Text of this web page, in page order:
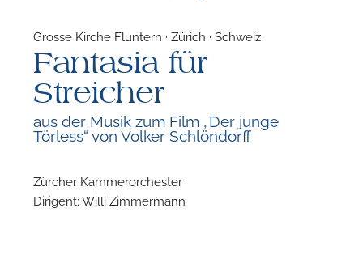
Grosse Kirche Fluntern · Zürich · Schweiz
Fantasia für
Streicher
aus der Musik zum Film „Der junge
Törless“ von Volker Schlöndorff
Zürcher Kammerorchester
Dirigent: Willi Zimmermann